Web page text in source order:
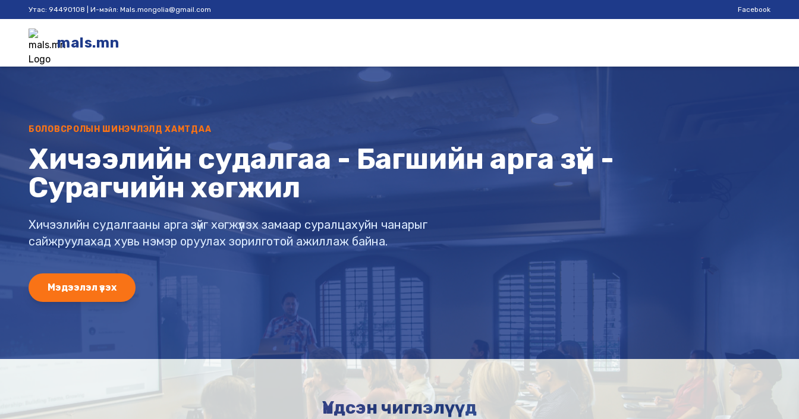
Утас: 94490108 | И-мэйл: Mals.mongolia@gmail.com Facebook
mals.mn
БОЛОВСРОЛЫН ШИНЭЧЛЭЛД ХАМТДАА
Хичээлийн судалгаа - Багшийн арга зүй -
Сурагчийн хөгжил
Хичээлийн судалгааны арга зүйг хөгжүүлэх замаар суралцахуйн чанарыг
сайжруулахад хувь нэмэр оруулах зорилготой ажиллаж байна.
Мэдээлэл үзэх
Үндсэн чиглэлүүд